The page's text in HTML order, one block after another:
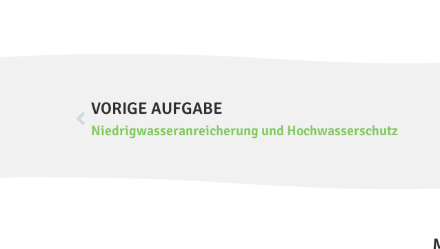
VORIGE AUFGABE
Niedrigwasseranreicherung und Hochwasserschutz